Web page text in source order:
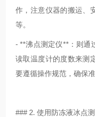
作，注意仪器的搬运、
等。
- **沸点测定仪**：则通
读取温度计的度数来测
要遵循操作规范，确保准
### 2. 使用防冻液冰点